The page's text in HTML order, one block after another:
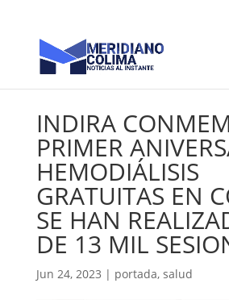
INDIRA
PRIMER
HEMODIÁLISIS
GRATUITAS EN
SE HAN
DE 13 MIL
Jun 24, 2023 | portada, salud